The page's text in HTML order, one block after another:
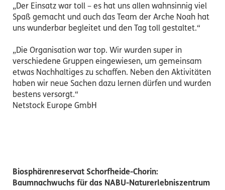
„Der Einsatz war toll – es hat uns allen wahnsinnig viel
Spaß gemacht und auch das Team der Arche Noah hat
uns wunderbar begleitet und den Tag toll gestaltet.“
„Die Organisation war top. Wir wurden super in
verschiedene Gruppen eingewiesen, um gemeinsam
etwas Nachhaltiges zu schaffen. Neben den Aktivitäten
haben wir neue Sachen dazu lernen dürfen und wurden
bestens versorgt.“
Netstock Europe GmbH
Biosphärenreservat Schorfheide-Chorin:
Baumnachwuchs für das NABU-Naturerlebniszentrum